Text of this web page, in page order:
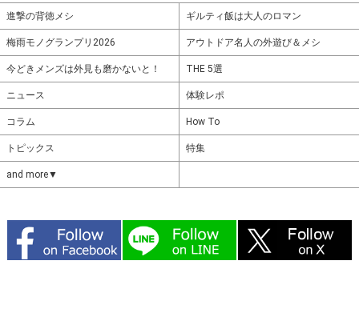
進撃の背徳メシ ギルティ飯は大人のロマン
梅雨モノグランプリ2026 アウトドア名人の外遊び＆メシ
今どきメンズは外見も磨かないと！ THE 5選
ニュース 体験レポ
コラム How To
トピックス 特集
and more▼